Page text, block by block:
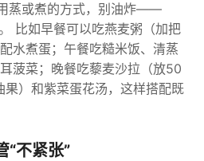
蒸或煮的方式，别油炸——
比如早餐可以吃燕麦粥（加把
水煮蛋；午餐吃糙米饭、清蒸
菠菜；晚餐吃藜麦沙拉（放50
果）和紫菜蛋花汤，这样搭配既
“不紧张”